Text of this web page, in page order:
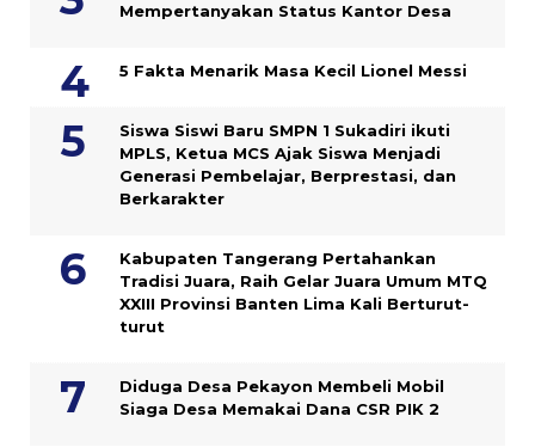
Mempertanyakan Status Kantor Desa
5 Fakta Menarik Masa Kecil Lionel Messi
Siswa Siswi Baru SMPN 1 Sukadiri ikuti
MPLS, Ketua MCS Ajak Siswa Menjadi
Generasi Pembelajar, Berprestasi, dan
Berkarakter
Kabupaten Tangerang Pertahankan
Tradisi Juara, Raih Gelar Juara Umum MTQ
XXIII Provinsi Banten Lima Kali Berturut-
turut
Diduga Desa Pekayon Membeli Mobil
Siaga Desa Memakai Dana CSR PIK 2